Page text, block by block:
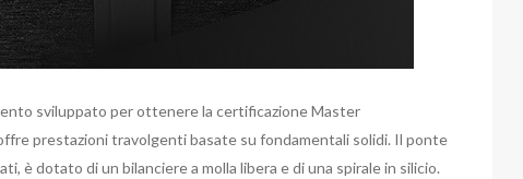
sviluppato per ottenere la certificazione Master
prestazioni travolgenti basate su fondamentali solidi. Il ponte
è dotato di un bilanciere a molla libera e di una spirale in silicio.